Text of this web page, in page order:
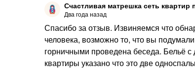
Счастливая матрешка сеть квартир
Два года назад
Спасибо за отзыв. Извиняемся что
человека, возможно то, что вы
горничными проведена беседа. Бельё
квартиры указано что это две